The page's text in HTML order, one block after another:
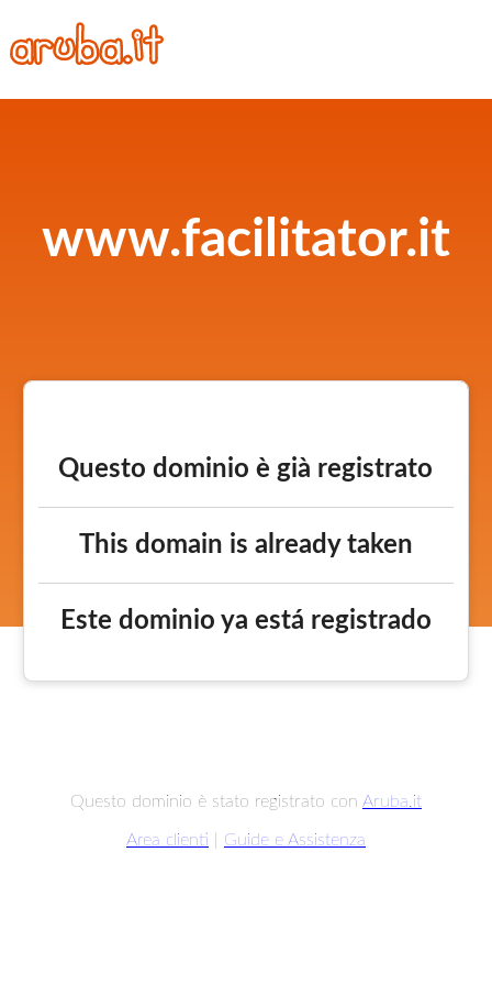
www.facilitator.it
Questo dominio è già registrato
This domain is already taken
Este dominio ya está registrado
Questo dominio è stato registrato con Aruba.it
Area clienti Guide e Assistenza